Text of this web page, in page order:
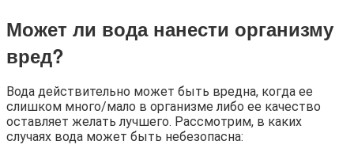
Может ли вода нанести организму
вред?
Вода действительно может быть вредна, когда ее
слишком много/мало в организме либо ее качество
оставляет желать лучшего. Рассмотрим, в каких
случаях вода может быть небезопасна: